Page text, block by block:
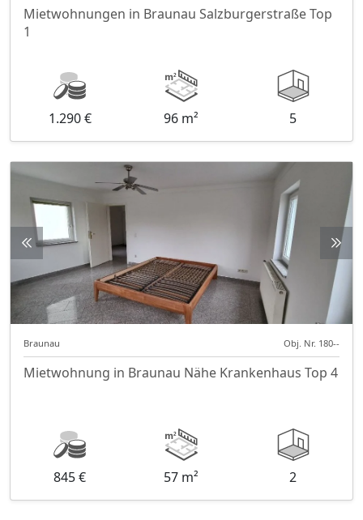
Mietwohnungen in Braunau Salzburgerstraße Top
1
1.290 € 96 m² 5
Braunau Obj. Nr. 180--
Mietwohnung in Braunau Nähe Krankenhaus Top 4
845 € 57 m² 2